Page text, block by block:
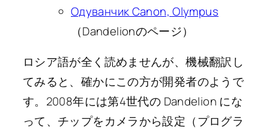
Одуванчик Canon, Olympus
（Dandelionのページ）
ロシア語が全く読めませんが、機械翻訳し
てみると、確かにこの方が開発者のようで
す。2008年には第4世代の Dandelion にな
って、チップをカメラから設定（プログラ